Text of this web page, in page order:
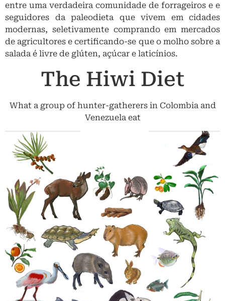
entre uma verdadeira comunidade de forrageiros e e
seguidores da paleodieta que vivem em cidades
modernas, seletivamente comprando em mercados
de agricultores e certificando-se que o molho sobre a
salada é livre de glúten, açúcar e laticínios.
The Hiwi Diet
What a group of hunter-gatherers in Colombia and
Venezuela eat